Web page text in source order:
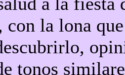
con la lona
tonos